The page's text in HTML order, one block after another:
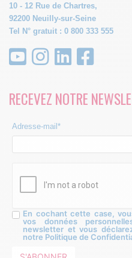
10 - 12 Rue de Chartres,
92200 Neuilly-sur-Seine
Tel N° gratuit : 0 800 333 555
RECEVEZ NOTRE
Adresse-mail*
En cochant cette case,
vos données
newsletter et vous
notre Politique de